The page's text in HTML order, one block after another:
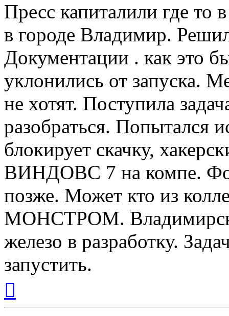
Пресс капиталили где то
в городе Владимир.
Документации . как это
уклонились от запуска.
не хотят. Поступила
разобраться. Попытался
блокирует скачку,
ВИНДОВС 7 на компе.
позже. Может кто из
МОНСТРОМ.
железо в разработку.
запустить.
началу